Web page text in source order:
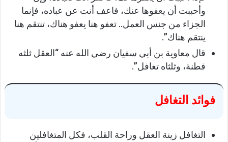
وأحببت أن يعفوها عنك، فاعف أنت عن عباده، فإنما
الجزاء من جنس العمل.. تعفو هنا يعفو هناك، تنتقم هنا
ينتقم هناك”.
قال معاوية بن أبي سفيان رضي الله عنه “العقل ثلثه
فطنة، وثلثاه تغافل”.
فوائد التغافل
التغافل زينة العقل وراحة القلب، فكل المتغافلين